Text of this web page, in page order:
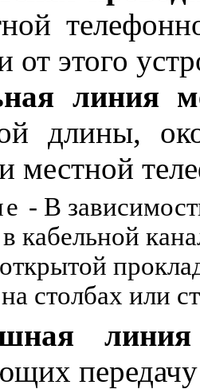
от этого
линия
длины,
местной
- В
кабельной
столбах или